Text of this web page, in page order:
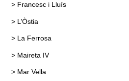
> Francesc i Lluís
> L’Òstia
> La Ferrosa
> Maireta IV
> Mar Vella